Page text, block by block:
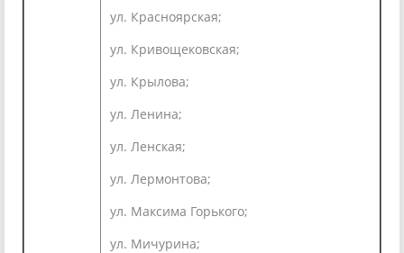
ул. Красноярская;
ул. Кривощековская;
ул. Крылова;
ул. Ленина;
ул. Ленская;
ул. Лермонтова;
ул. Максима Горького;
ул. Мичурина;